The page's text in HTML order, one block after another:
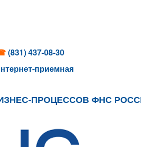
(831) 437-08-30
приемная
ПРОЦЕССОВ ФНС